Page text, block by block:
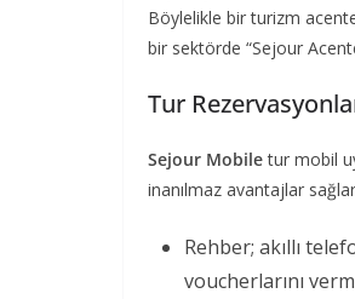
Böylelikle bir turizm
bir sektörde “Sejour
Tur
Sejour Mobiletur mobil
inanılmaz avantajlar
Rehber; akıllı
voucherlarını